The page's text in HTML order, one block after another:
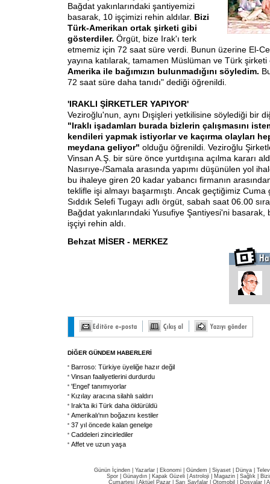
Bağdat yakınlarındaki şantiyemizi
basarak, 10 işçimizi rehin aldılar. Bizi
Türk-Amerikan ortak şirketi gibi
gösterdiler. Örgüt, bize Irak'ı terk
etmemiz için 72 saat süre verdi. Bunun üzerine El-
yayına katılarak, tamamen Müslüman ve Türk
Amerika ile bağımızın bulunmadığını söyledim.
72 saat süre daha tanıdı" dediği öğrenildi.
'IRAKLI ŞİRKETLER YAPIYOR'
Veziroğlu'nun, aynı Dışişleri yetkilisine söylediği bir
"Iraklı işadamları burada bizlerin çalışmasını
kendileri yapmak istiyorlar ve kaçırma olayları
meydana geliyor" olduğu öğrenildi. Veziroğlu
Vinsan A.Ş. bir süre önce yurtdışına açılma kararı
Nasırıye-/Samala arasında yapımı düşünülen yol
bu ihaleye giren 20 kadar yabancı firmanın
teklifle işi almayı başarmıştı. Ancak geçtiğimiz
Sıddık Selefi Tugayı adlı örgüt, sabah saat 06.00
Bağdat yakınlarındaki Yusufiye Şantiyesi'ni basarak,
işçiyi rehin aldı.
Behzat MİSER - MERKEZ
DİĞER GÜNDEM HABERLERİ
Barroso: Türkiye üyeliğe hazır değil
Vinsan faaliyetlerini durdurdu
'Engel' tanımıyorlar
Kızılay aracına silahlı saldırı
Irak'ta iki Türk daha öldürüldü
Amerikalı'nın boğazını kestiler
37 yıl öncede kalan genelge
Caddeleri zincirlediler
Affet ve uzun yaşa
Günün İçinden Yazarlar Ekonomi Gündem Siyaset Dünya |
Spor
Günaydın Kapak Güzeli Astroloji Magazin Sağlık
Cumartesi| Aktüel Pazar| Sarı Sayfalar| Otomobil Dosyalar|